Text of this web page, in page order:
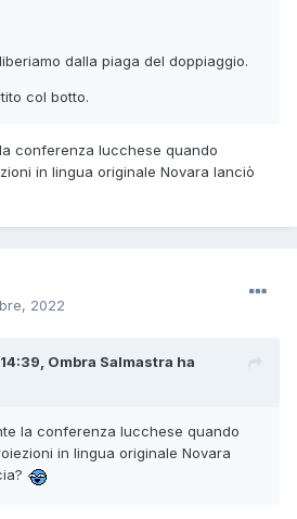
dalla piaga del doppiaggio.
col botto.
conferenza lucchese quando
in lingua originale Novara lanciò
2022
Ombra Salmastra ha
la conferenza lucchese quando
in lingua originale Novara